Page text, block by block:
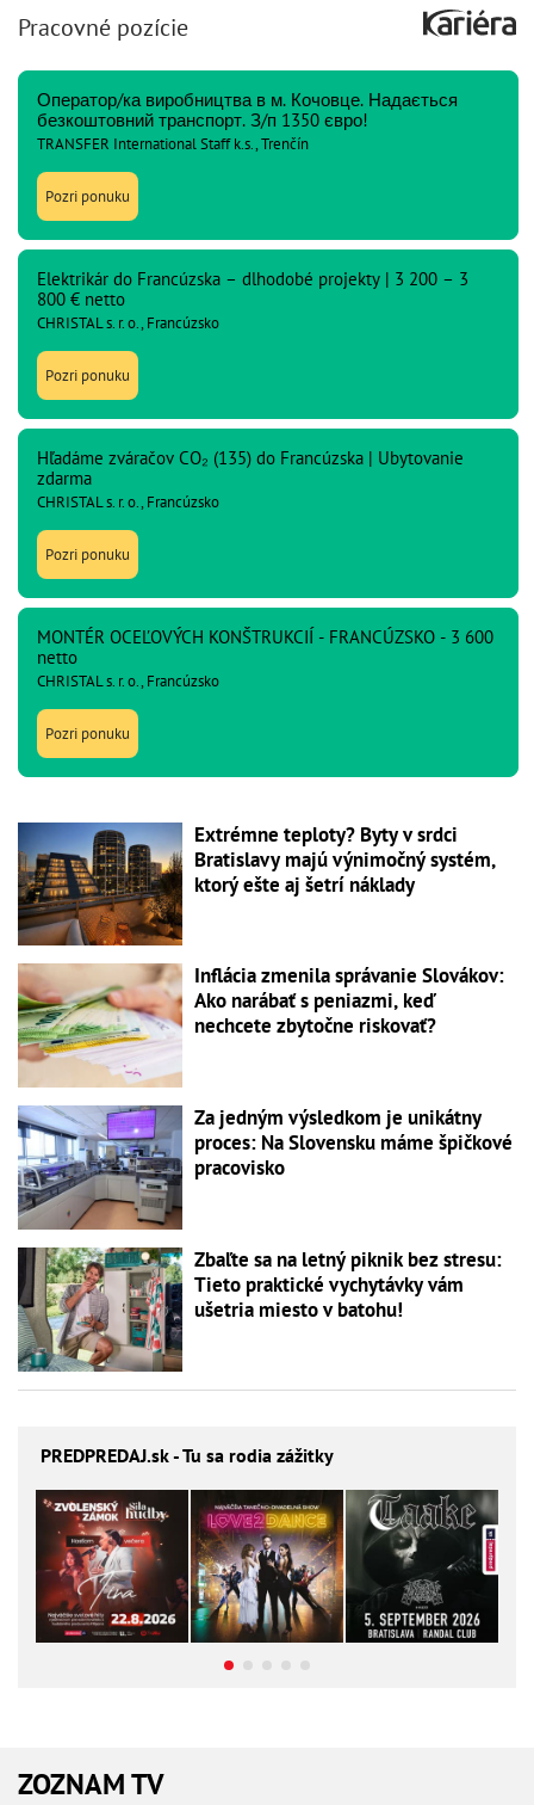
Pracovné pozície
Оператор/ка виробництва в м. Кочовце. Надається
безкоштовний транспорт. З/п 1350 євро!
TRANSFER International Staff k.s., Trenčín
Pozri ponuku
Elektrikár do Francúzska – dlhodobé projekty | 3 200 – 3
800 € netto
CHRISTAL s. r. o., Francúzsko
Pozri ponuku
Hľadáme zváračov CO₂ (135) do Francúzska | Ubytovanie
zdarma
CHRISTAL s. r. o., Francúzsko
Pozri ponuku
MONTÉR OCEĽOVÝCH KONŠTRUKCIÍ - FRANCÚZSKO - 3 600
netto
CHRISTAL s. r. o., Francúzsko
Pozri ponuku
Extrémne teploty? Byty v srdci
Bratislavy majú výnimočný systém,
ktorý ešte aj šetrí náklady
Inflácia zmenila správanie Slovákov:
Ako narábať s peniazmi, keď
nechcete zbytočne riskovať?
Za jedným výsledkom je unikátny
proces: Na Slovensku máme špičkové
pracovisko
Zbaľte sa na letný piknik bez stresu:
Tieto praktické vychytávky vám
ušetria miesto v batohu!
PREDPREDAJ.sk - Tu sa rodia zážitky
ZOZNAM TV